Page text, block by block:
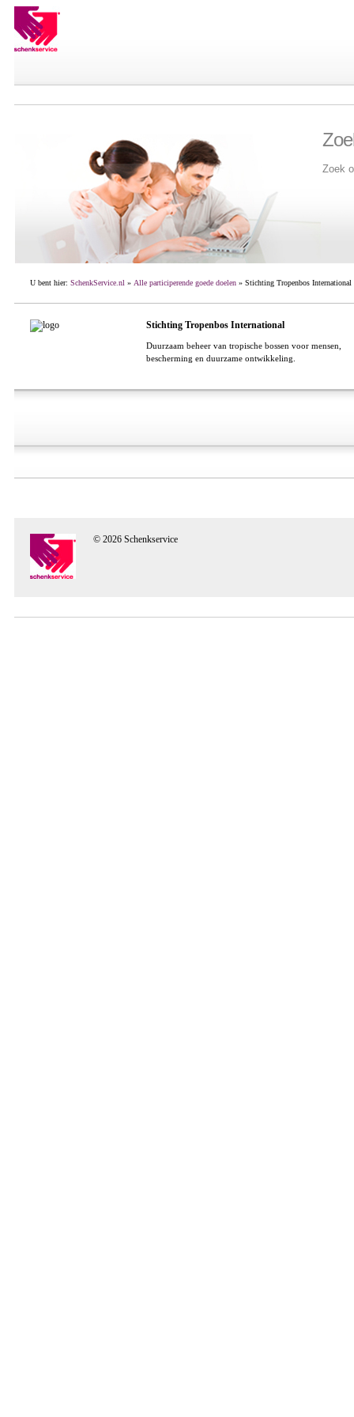
Zoek
U bent hier: SchenkService.nl » Alle participerende goede doelen» Stichting Tropenbos International
Stichting Tropenbos International
Duurzaam beheer van tropische bossen voor mensen,
bescherming en duurzame ontwikkeling.
© 2026 Schenkservice